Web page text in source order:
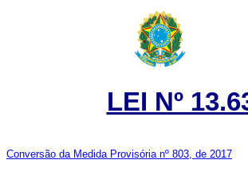
LEI Nº
Conversão da Medida Provisória nº 803, de 2017